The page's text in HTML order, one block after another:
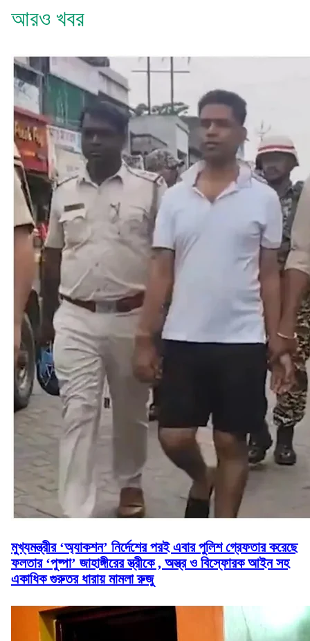
আরও খবর
মুখ্যমন্ত্রীর ‘অ্যাকশন’ নির্দেশের পরই এবার পুলিশ গ্রেফতার করেছে
ফলতার ‘পুষ্পা’ জাহাঙ্গীরের স্ত্রীকে , অস্ত্র ও বিস্ফোরক আইন সহ
একাধিক গুরুতর ধারায় মামলা রুজু